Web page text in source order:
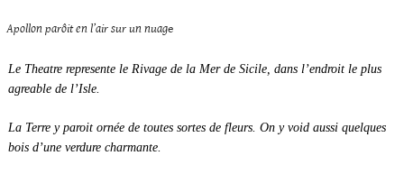
Apollon parôit en l’air sur un nuage
Le Theatre represente le Rivage de la Mer de Sicile, dans l’endroit le plus
agreable de l’Isle.
La Terre y paroit ornée de toutes sortes de fleurs. On y void aussi quelques
bois d’une verdure charmante.